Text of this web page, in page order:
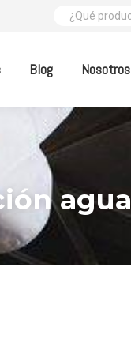
Buscar:
Blog Nosotros
agua